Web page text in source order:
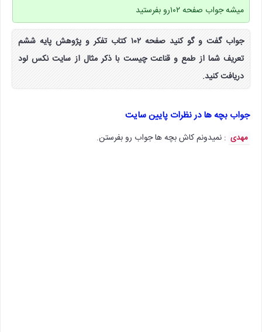
میشه جواب صفحه ۱۰۲رو بفرستید
جواب گفت و گو کنید صفحه ۱۰۲ کتاب تفکر و پژوهش پایه ششم
تعریف شما از طمع و قناعت چیست با ذکر مثال از سایت نکس لود
دریافت کنید.
جواب بچه ها در نظرات پایین سایت
مهدی : نمیدونم کاش بچه ها جواب رو بفرستن.